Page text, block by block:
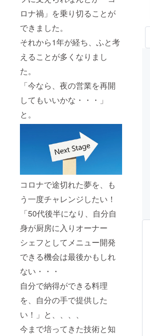
ロナ禍」を乗り切ることが
できました。
それから1年が経ち、ふと考
えることが多くなりまし
た。
「今なら、夜の営業を再開
してもいいかな・・・」
と。
コロナで途切れた夢を、も
う一度チャレンジしたい！
「50代後半になり、自分自
身が厨房に入りオーナー
シェフとしてメニュー開発
できる機会は最後かもしれ
ない・・・
自分で納得ができる料理
を、自分の手で提供した
い！」と、、、、
今まで培ってきた技術と知